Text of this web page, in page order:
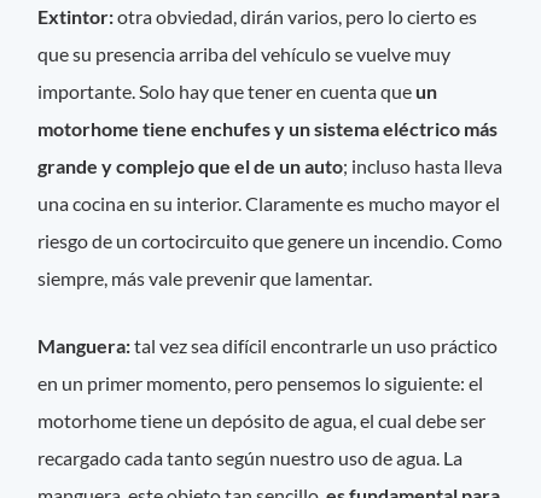
Extintor:otra obviedad, dirán varios, pero lo cierto es
que su presencia arriba del vehículo se vuelve muy
importante. Solo hay que tener en cuenta que un
motorhome tiene enchufes y un sistema eléctrico más
grande y complejo que el de un auto; incluso hasta lleva
una cocina en su interior. Claramente es mucho mayor el
riesgo de un cortocircuito que genere un incendio. Como
siempre, más vale prevenir que lamentar.
Manguera:tal vez sea difícil encontrarle un uso práctico
en un primer momento, pero pensemos lo siguiente: el
motorhome tiene un depósito de agua, el cual debe ser
recargado cada tanto según nuestro uso de agua. La